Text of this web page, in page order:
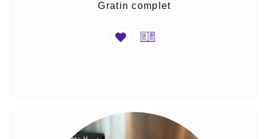
Gratin complet